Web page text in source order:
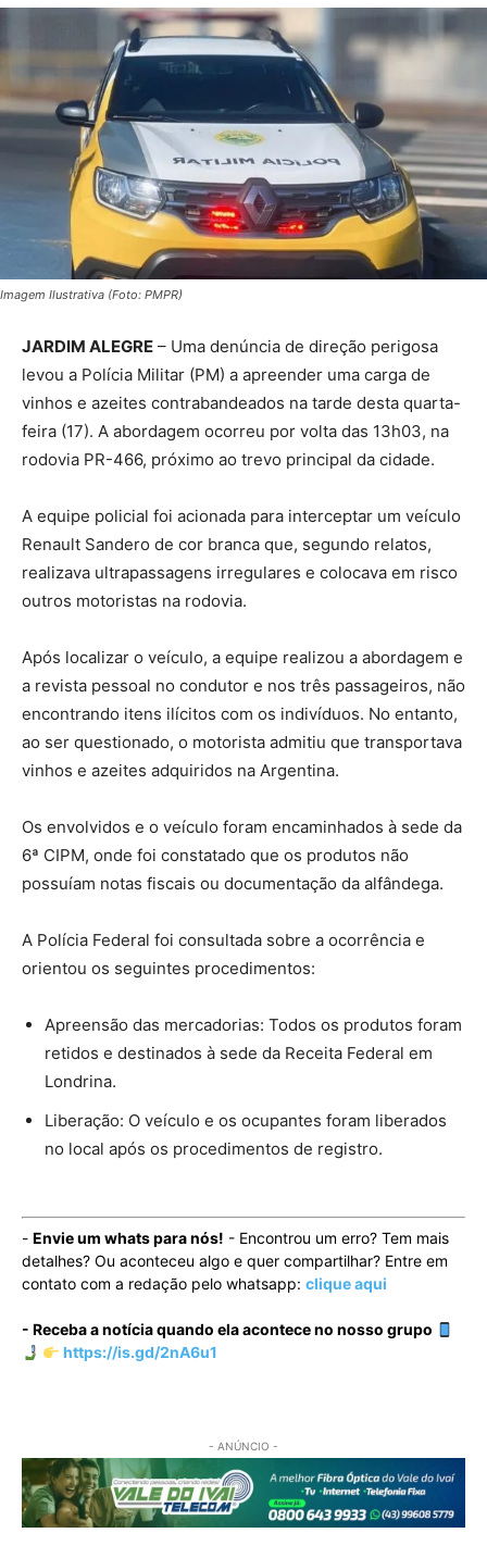
Imagem Ilustrativa (Foto: PMPR)
JARDIM ALEGRE – Uma denúncia de direção perigosa
levou a Polícia Militar (PM) a apreender uma carga de
vinhos e azeites contrabandeados na tarde desta quarta-
feira (17). A abordagem ocorreu por volta das 13h03, na
rodovia PR-466, próximo ao trevo principal da cidade.
A equipe policial foi acionada para interceptar um veículo
Renault Sandero de cor branca que, segundo relatos,
realizava ultrapassagens irregulares e colocava em risco
outros motoristas na rodovia.
Após localizar o veículo, a equipe realizou a abordagem e
a revista pessoal no condutor e nos três passageiros, não
encontrando itens ilícitos com os indivíduos. No entanto,
ao ser questionado, o motorista admitiu que transportava
vinhos e azeites adquiridos na Argentina.
Os envolvidos e o veículo foram encaminhados à sede da
6ª CIPM, onde foi constatado que os produtos não
possuíam notas fiscais ou documentação da alfândega.
A Polícia Federal foi consultada sobre a ocorrência e
orientou os seguintes procedimentos:
Apreensão das mercadorias: Todos os produtos foram
retidos e destinados à sede da Receita Federal em
Londrina.
Liberação: O veículo e os ocupantes foram liberados
no local após os procedimentos de registro.
- Envie um whats para nós! - Encontrou um erro? Tem mais
detalhes? Ou aconteceu algo e quer compartilhar? Entre em
contato com a redação pelo whatsapp: clique aqui
- Receba a notícia quando ela acontece no nosso grupo
https://is.gd/2nA6u1
- ANÚNCIO -